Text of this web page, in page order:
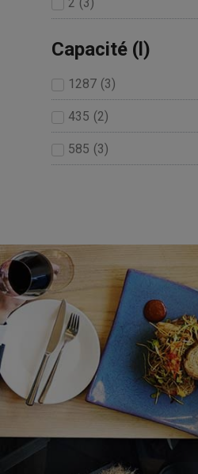
Capacité (l)
1287 (3)
435 (2)
585 (3)